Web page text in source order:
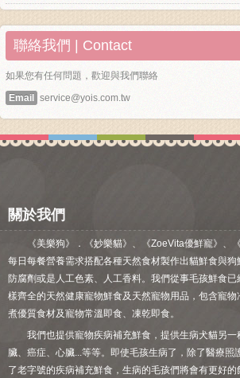
聯絡我們 | Contact
如果您有任何問題，歡迎與我們聯絡
Email
service@yois.com.tw
關於我們
《美樂狗》．《妙樂貓》、《ZoeVita優鮮寵》、
每日每餐營養需求搭配各種天然食材製作出貓鮮食與
防腐劑或是人工色素、人工香料。我們從事毛孩鮮食
樣齊全的天然健康寵物鮮食及天然寵物用品，包含寵
煮優質食材及寵物常溫即食、凍乾即食。
我們也提供寵物疾病補充鮮食，提供生病犬貓另
臟、癌症、心臟...等等。即使毛孩生病了，除了醫療照
了老字號的疾病補充鮮食，生病的毛孩們將會有更好